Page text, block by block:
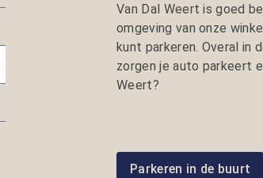
Van Dal Weert is goed
omgeving van onze
kunt parkeren. Overal in
zorgen je auto parkeert
Weert?
Parkeren in de buurt